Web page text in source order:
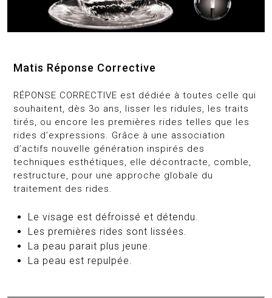
Matis Réponse Corrective
RÉPONSE CORRECTIVE est dédiée à toutes celle qui
souhaitent, dès 3o ans, lisser les ridules, les traits
tirés, ou encore les premières rides telles que les
rides d’expressions. Grâce à une association
d’actifs nouvelle génération inspirés des
techniques esthétiques, elle décontracte, comble,
restructure, pour une approche globale du
traitement des rides.
Le visage est défroissé et détendu.
Les premières rides sont lissées.
La peau parait plus jeune.
La peau est repulpée.